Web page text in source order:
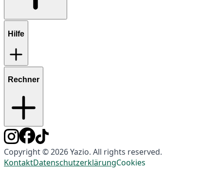
Hilfe
Rechner
Copyright © 2026 Yazio. All rights reserved.
KontaktDatenschutzerklärungCookies